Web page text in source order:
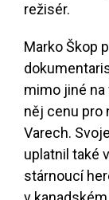
režisér.
Marko Škop
mimo jiné
něj cenu pro
Varech.
uplatnil také
stárnoucí